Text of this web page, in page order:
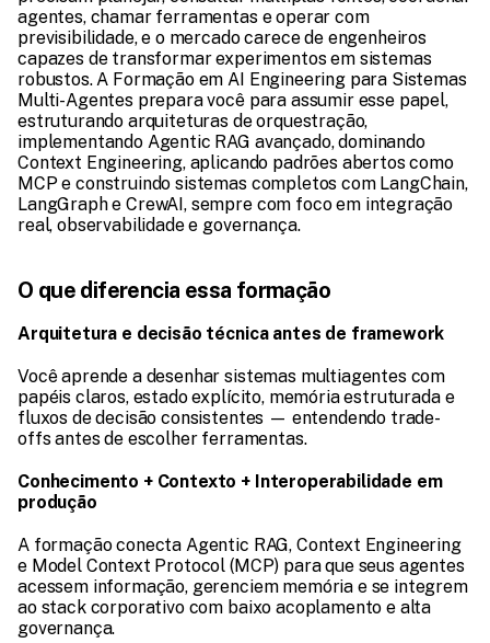
agentes, chamar ferramentas e operar com
previsibilidade, e o mercado carece de engenheiros
capazes de transformar experimentos em sistemas
robustos. A Formação em AI Engineering para Sistemas
Multi-Agentes prepara você para assumir esse papel,
estruturando arquiteturas de orquestração,
implementando Agentic RAG avançado, dominando
Context Engineering, aplicando padrões abertos como
MCP e construindo sistemas completos com LangChain,
LangGraph e CrewAI, sempre com foco em integração
real, observabilidade e governança.
O que diferencia essa formação
Arquitetura e decisão técnica antes de framework
Você aprende a desenhar sistemas multiagentes com
papéis claros, estado explícito, memória estruturada e
fluxos de decisão consistentes — entendendo trade-
offs antes de escolher ferramentas.
Conhecimento + Contexto + Interoperabilidade em
produção
A formação conecta Agentic RAG, Context Engineering
e Model Context Protocol (MCP) para que seus agentes
acessem informação, gerenciem memória e se integrem
ao stack corporativo com baixo acoplamento e alta
governança.